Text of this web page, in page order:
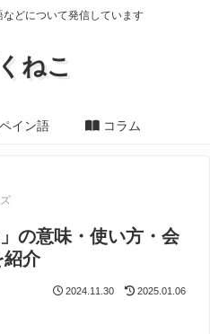
どについて発信しています
ねこ
イン語 コラム
の意味・使い方・会
紹介
2024.11.30 2025.01.06